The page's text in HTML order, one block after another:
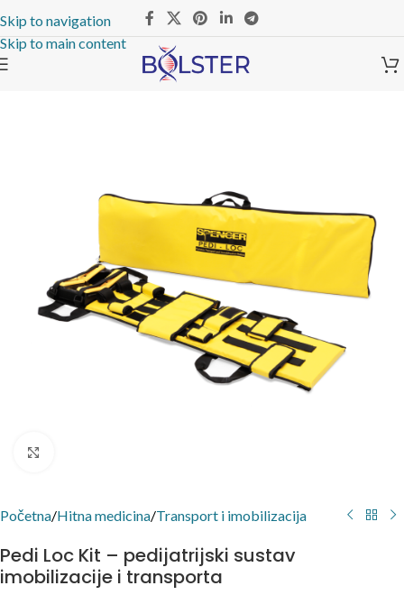
Skip to navigation
Skip to main content
Početna/Hitna medicina/Transport i imobilizacija
Pedi Loc Kit – pedijatrijski sustav
imobilizacije i transporta